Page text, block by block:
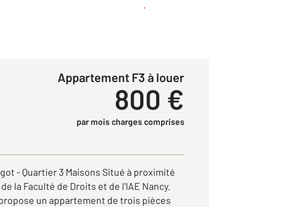
Créer une alerte
Appartement F3 à louer
800 €
par mois charges comprises
- Quartier 3 Maisons Situé à proximité
la Faculté de Droits et de l'IAE Nancy.
un appartement de trois pièces